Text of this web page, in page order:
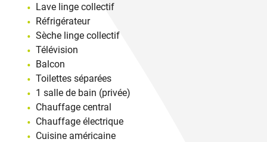
Lave linge collectif
Réfrigérateur
Sèche linge collectif
Télévision
Balcon
Toilettes séparées
1 salle de bain (privée)
Chauffage central
Chauffage électrique
Cuisine américaine